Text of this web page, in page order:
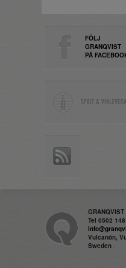
FÖLJ
GRANQVIST
PÅ
Tel 0502
Vulcanön,
Sweden